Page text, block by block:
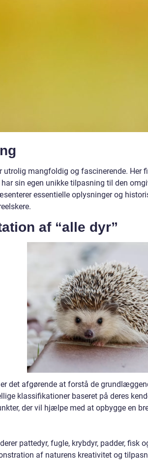
utrolig mangfoldig og fascinerende.
sin egen unikke tilpasning til den
essentielle oplysninger og
af “alle dyr”
det afgørende at forstå de
klassifikationer baseret på deres
der vil hjælpe med at opbygge en
pattedyr, fugle, krybdyr, padder, fisk
af naturens kreativitet og